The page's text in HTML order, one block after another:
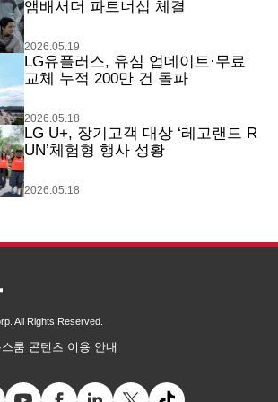
앰배서더 파트너십 체결
2026.05.19
LG유플러스, 유심 업데이트·무료
교체 누적 200만 건 돌파
2026.05.18
LG U+, 장기고객 대상 ‘레고랜드 R
UN’체험형 행사 성황
2026.05.18
All Rights Reserved.
스룸 콘텐츠 이용 안내